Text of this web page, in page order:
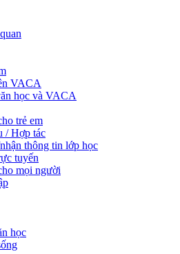
VACA
học và VACA
trẻ em
/ Hợp tác
thông tin lớp học
tuyến
mọi người
học